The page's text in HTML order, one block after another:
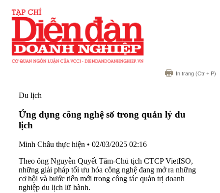
In trang (Ctr + P)
Du lịch
Ứng dụng công nghệ số trong quản lý du
lịch
Minh Châu thực hiện • 02/03/2025 02:16
Theo ông Nguyễn Quyết Tâm-Chủ tịch CTCP VietISO,
những giải pháp tối ưu hóa công nghệ đang mở ra những
cơ hội và bước tiến mới trong công tác quản trị doanh
nghiệp du lịch lữ hành.